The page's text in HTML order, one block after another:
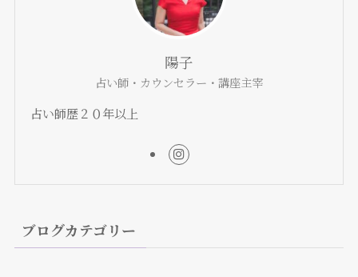
陽子
占い師・カウンセラー・講座主宰
占い師歴２０年以上
ブログカテゴリー